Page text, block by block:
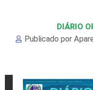
DIÁRIO
Publicado por